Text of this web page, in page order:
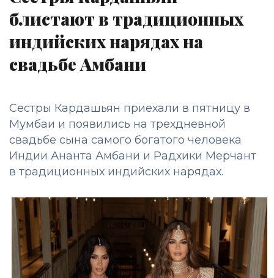
блистают в традиционных
индийских нарядах на
свадьбе Амбани
Сестры Кардашьян приехали в пятницу в
Мумбаи и появились на трехдневной
свадьбе сына самого богатого человека
Индии Ананта Амбани и Радхики Мерчант
в традиционных индийских нарядах.